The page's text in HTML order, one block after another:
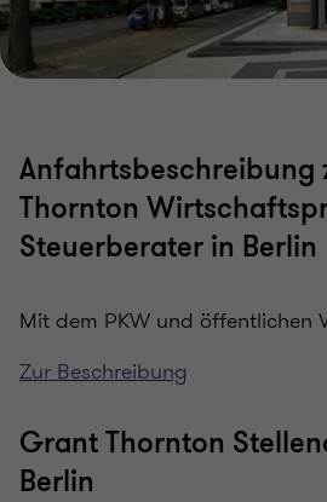
Anfahrtsbeschreibung
Thornton
Steuerberater in Berlin
Mit dem PKW und öffentlichen
Zur Beschreibung
Grant Thornton
Berlin